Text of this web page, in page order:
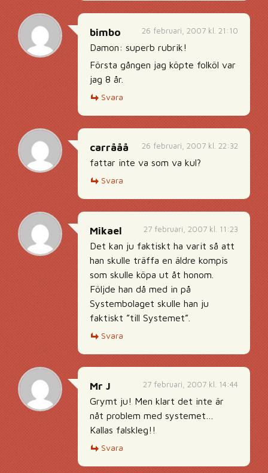
26 februari, 2007 kl. 21:10
bimbo
Damon: superb rubrik!
Första gången jag köpte folköl var
jag 8 år.
Svara
26 februari, 2007 kl. 22:32
carrååå
fattar inte va som va kul?
Svara
27 februari, 2007 kl. 11:23
Mikael
Det kan ju faktiskt ha varit så att
han skulle träffa en äldre kompis
som skulle köpa ut åt honom.
Följde han då med in på
Systembolaget skulle han ju
faktiskt ”till Systemet”.
Svara
27 februari, 2007 kl. 14:44
Mr J
Grymt ju! Men klart det inte är
nåt problem med systemet…
Kallas falskleg!!
Svara